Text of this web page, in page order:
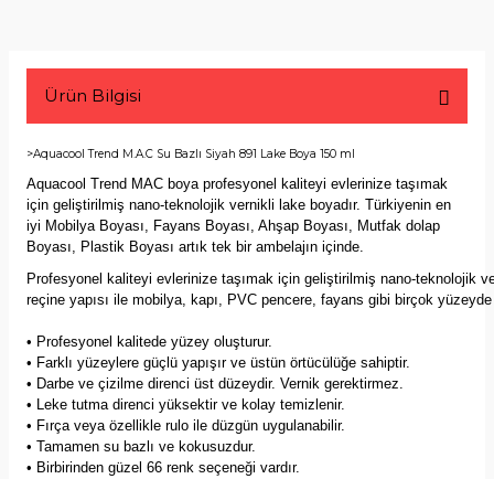
Ürün Bilgisi
>Aquacool Trend M.A.C Su Bazlı Siyah 891 Lake Boya 150 ml
Aquacool Trend MAC boya profesyonel kaliteyi evlerinize taşımak
için geliştirilmiş nano-teknolojik vernikli lake boyadır. Türkiyenin en
iyi Mobilya Boyası, Fayans Boyası, Ahşap Boyası, Mutfak dolap
Boyası, Plastik Boyası artık tek bir ambelajın içinde.
Profesyonel kaliteyi evlerinize taşımak için geliştirilmiş nano-teknolojik
reçine yapısı ile mobilya, kapı, PVC pencere, fayans gibi birçok yüzeyde
• Profesyonel kalitede yüzey oluşturur.
• Farklı yüzeylere güçlü yapışır ve üstün örtücülüğe sahiptir.
• Darbe ve çizilme direnci üst düzeydir. Vernik gerektirmez.
• Leke tutma direnci yüksektir ve kolay temizlenir.
• Fırça veya özellikle rulo ile düzgün uygulanabilir.
• Tamamen su bazlı ve kokusuzdur.
• Birbirinden güzel 66 renk seçeneği vardır.